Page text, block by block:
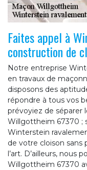
Faites appel à
construction de
Notre entreprise
en travaux de
disposons des
répondre à tous vos
prévoyiez de séparer
Willgottheim 67370 ;
Winterstein
de votre cloison sans
l’art. D’ailleurs, nous
Willgottheim 67370